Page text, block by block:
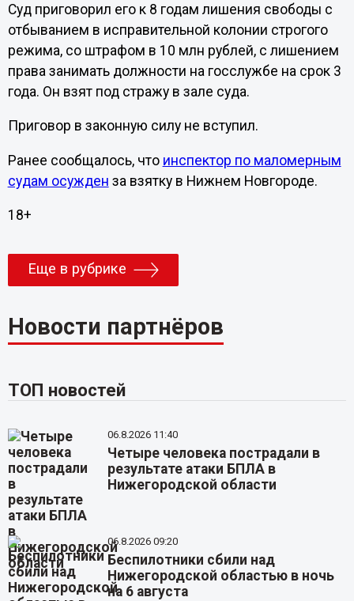
Суд приговорил его к 8 годам лишения свободы с
отбыванием в исправительной колонии строгого
режима, со штрафом в 10 млн рублей, с лишением
права занимать должности на госслужбе на срок 3
года. Он взят под стражу в зале суда.
Приговор в законную силу не вступил.
Ранее сообщалось, что инспектор по маломерным
судам осужден за взятку в Нижнем Новгороде.
18+
Еще в рубрике
Новости партнёров
ТОП новостей
06.8.2026 11:40
Четыре человека пострадали в
результате атаки БПЛА в
Нижегородской области
06.8.2026 09:20
Беспилотники сбили над
Нижегородской областью в ночь
на 6 августа